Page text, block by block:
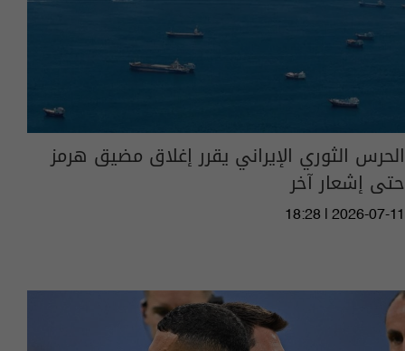
الحرس الثوري الإيراني يقرر إغلاق مضيق هرمز
حتى إشعار آخر
18:28 | 2026-07-11